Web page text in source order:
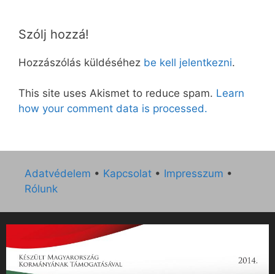
Szólj hozzá!
Hozzászólás küldéséhez be kell jelentkezni.
This site uses Akismet to reduce spam. Learn
how your comment data is processed.
Adatvédelem • Kapcsolat • Impresszum •
Rólunk